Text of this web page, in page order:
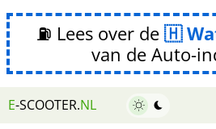
⛽ Lees over de
van de Auto-
E-SCOOTER.NL